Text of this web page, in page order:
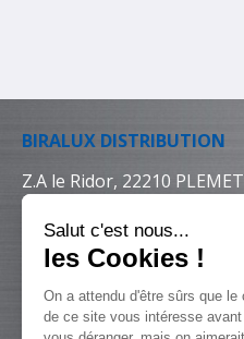
BIRALUX DISTRIBUTION
Z.A le Ridor, 22210 PLEMET